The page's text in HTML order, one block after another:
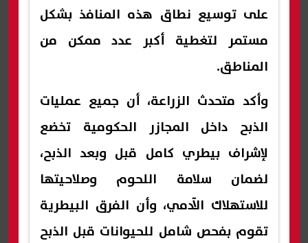
على توسيع نطاق هذه المنافذ بشكل
مستمر لتغطية أكبر عدد ممكن من
المناطق.
وأكد متحدث الزراعة، أن جميع عمليات
الذبح داخل المجازر الحكومية تخضع
لإشراف بيطري كامل قبل وبعد الذبح،
لضمان سلامة اللحوم وصلاحيتها
للاستهلاك الآدمي، وأن الفرق البيطرية
تقوم بفحص شامل للحيوانات قبل الذبح